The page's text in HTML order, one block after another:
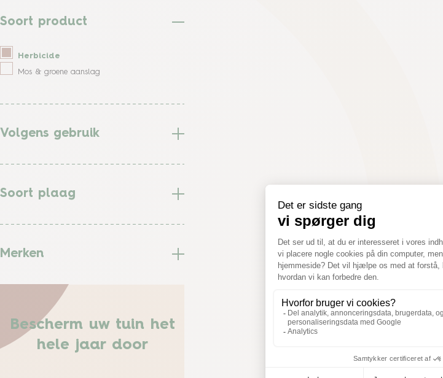
Soort product
Herbicide
Mos & groene aanslag
Volgens gebruik
Soort plaag
Merken
Bescherm uw tuin het
hele jaar door